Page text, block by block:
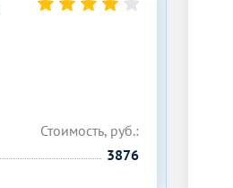
Стоимость, руб.:
3876